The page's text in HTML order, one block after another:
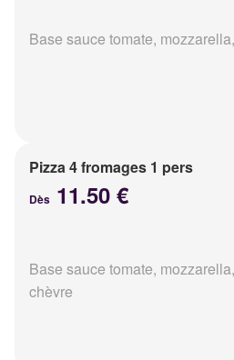
Base sauce tomate,
Pizza 4 fromages 1 pers
Dès 11.50 €
Base sauce tomate,
chèvre